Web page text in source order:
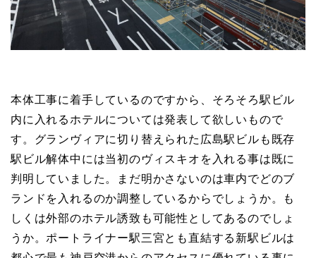
本体工事に着手しているのですから、そろそろ駅ビル
内に入れるホテルについては発表して欲しいもので
す。グランヴィアに切り替えられた広島駅ビルも既存
駅ビル解体中には当初のヴィスキオを入れる事は既に
判明していました。まだ明かさないのは車内でどのブ
ランドを入れるのか調整しているからでしょうか。も
しくは外部のホテル誘致も可能性としてあるのでしょ
うか。ポートライナー駅三宮とも直結する新駅ビルは